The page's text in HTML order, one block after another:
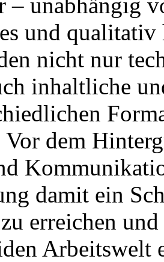
und qualitativ
nicht nur
inhaltliche
dem
damit ein
erreichen
Arbeitswelt